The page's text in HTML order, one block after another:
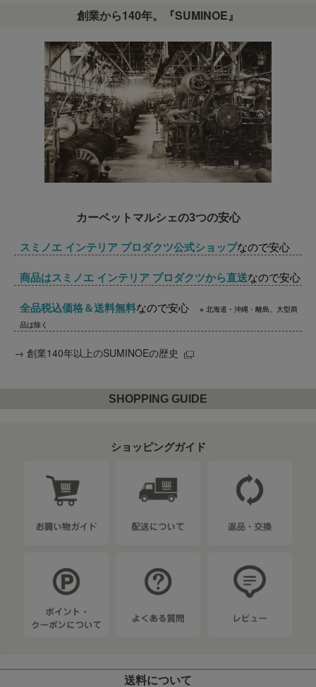
創業から140年。『SUMINOE』
カーペットマルシェの3つの安心
スミノエ インテリア プロダクツ公式ショップなので安心
商品はスミノエ インテリア プロダクツから直送なので安心
全品税込価格＆送料無料なので安心
※ 北海道・沖縄・離島、大型商
品は除く
→ 創業140年以上のSUMINOEの歴史
SHOPPING GUIDE
ショッピングガイド
送料について